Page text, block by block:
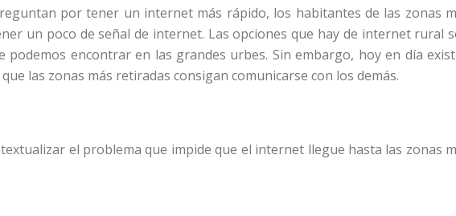
por tener un internet más rápido, los habitantes de las zonas
un poco de señal de internet. Las opciones que hay de internet rural
podemos encontrar en las grandes urbes. Sin embargo, hoy en día
las zonas más retiradas consigan comunicarse con los demás.
el problema que impide que el internet llegue hasta las zonas